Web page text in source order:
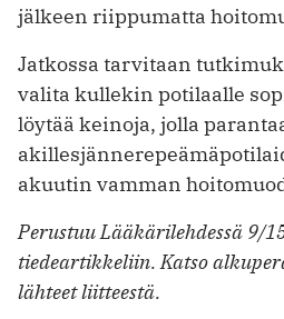
jälkeen riippumatta
Jatkossa tarvitaan
valita kullekin potilaalle
löytää keinoja, jolla
akuutin vamman
Perustuu Lääkärilehdessä 9/
tiedeartikkeliin. Katso
lähteet liitteestä.